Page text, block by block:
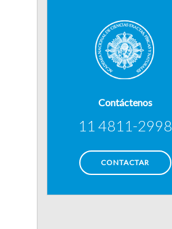
Contáctenos
11 4811-2998
CONTACTAR